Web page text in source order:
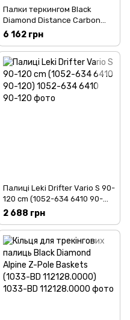
Палки теркингом Black
Diamond Distance Carbon
Trail Run 120 Ultra Blue (1033-
BD 112221.4031-120)
6 162 грн
Палиці Leki Drifter Vario S 90-
120 cm (1052-634 6410 90-
120)
2 688 грн